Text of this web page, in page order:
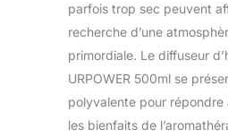
parfois trop sec peuvent
recherche d’une
primordiale. Le diffuseur
URPOWER 500ml se
polyvalente pour
les bienfaits de